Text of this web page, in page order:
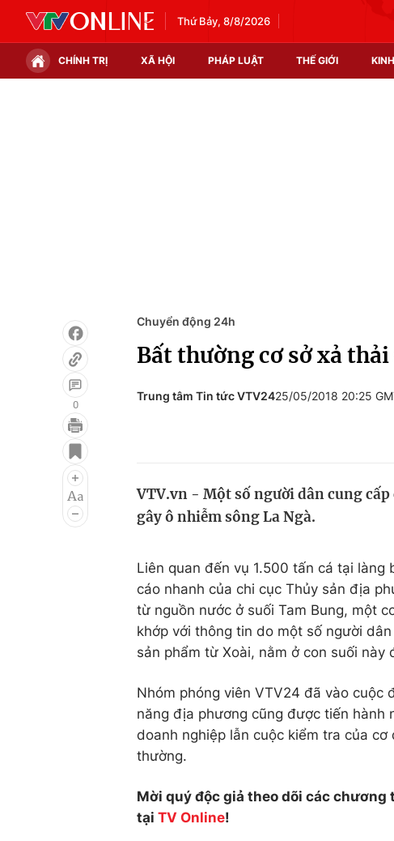
Thứ Bảy, 8/8/2026
CHÍNH TRỊ XÃ HỘI PHÁP LUẬT THẾ GIỚI
Điện ảnh
Âm nhạc
Làm đẹp
0
Chuyển động 24h
Bất thường cơ sở xả thải
Trung tâm Tin tức VTV2425/05/2018 20:25
VTV.vn - Một số người dân cung
gây ô nhiễm sông La Ngà.
Liên quan đến vụ 1.500 tấn cá tại
cáo nhanh của chi cục Thủy sản địa
từ nguồn nước ở suối Tam Bung, một
khớp với thông tin do một số người
sản phẩm từ Xoài, nằm ở con suối này
Nhóm phóng viên VTV24 đã vào
năng địa phương cũng được tiến hành
doanh nghiệp lẫn cuộc kiểm tra của
thường.
Mời quý độc giả theo dõi các
tại TV Online!